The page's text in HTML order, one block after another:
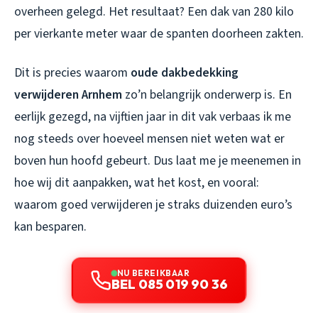
overheen gelegd. Het resultaat? Een dak van 280 kilo
per vierkante meter waar de spanten doorheen zakten.
Dit is precies waarom oude dakbedekking
verwijderen Arnhem zo’n belangrijk onderwerp is. En
eerlijk gezegd, na vijftien jaar in dit vak verbaas ik me
nog steeds over hoeveel mensen niet weten wat er
boven hun hoofd gebeurt. Dus laat me je meenemen in
hoe wij dit aanpakken, wat het kost, en vooral:
waarom goed verwijderen je straks duizenden euro’s
kan besparen.
NU BEREIKBAAR
BEL 085 019 90 36